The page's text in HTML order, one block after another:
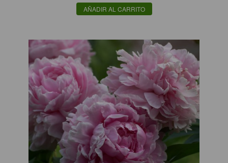
AÑADIR AL CARRITO